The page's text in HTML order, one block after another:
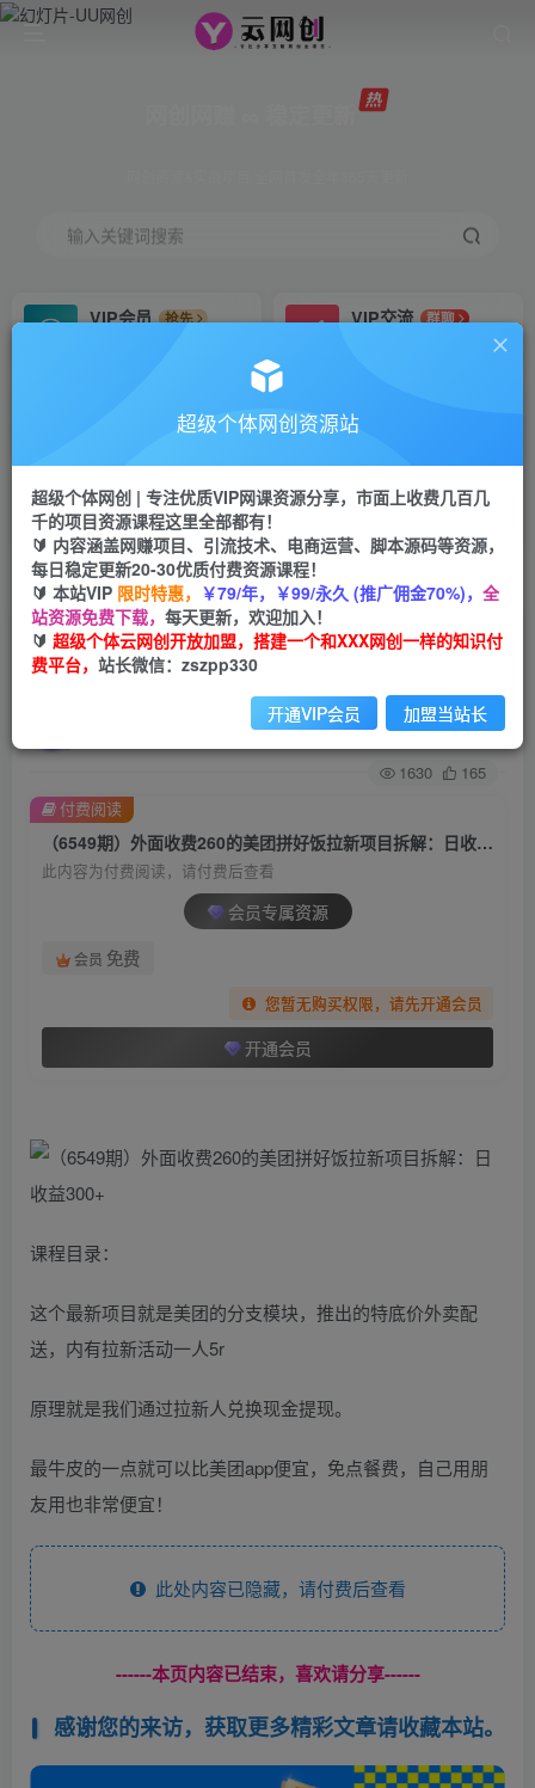
输入关键词搜索
VIP会员
抢先
VIP交流
群聊
研究探讨更多创业项目路子。
会员专属推广链接
招募站长
挂机
项目
脚本卡密
APP下载
GO
首页 创业课程 会员专属 正文
（6549期）外面收费260的美团拼好饭拉新项目拆
解：日收益300+
关注 私信
1630 165
（6549期）外面收费260的美团拼好饭拉新项目拆解：日收益300+
此内容为付费阅读，请付费后查看
会员专属资源
会员 免费
您暂无购买权限，请先开通会员
开通会员
付费阅读
课程目录：
这个最新项目就是美团的分支模块，推出的特底价外卖配
送，内有拉新活动一人5r
原理就是我们通过拉新人兑换现金提现。
最牛皮的一点就可以比美团app便宜，免点餐费，自己用朋
友用也非常便宜！
此处内容已隐藏，请付费后查看
------本页内容已结束，喜欢请分享------
感谢您的来访，获取更多精彩文章请收藏本站。
超级个体网创资源站
超级个体网创 | 专注优质VIP网课资源分享，市面上收费几百几
千的项目资源课程这里全部都有！
🔰 内容涵盖网赚项目、引流技术、电商运营、脚本源码等资源，
每日稳定更新20-30优质付费资源课程！
🔰 本站VIP 限时特惠， ￥79/年，￥99/永久 (推广佣金70%)， 全
站资源免费下载， 每天更新，欢迎加入！
🔰 超级个体云网创开放加盟，搭建一个和XXX网创一样的知识付
费平台， 站长微信：zszpp330
开通VIP会员 加盟当站长